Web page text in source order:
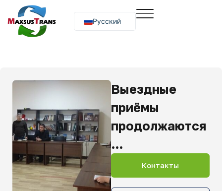
Русский
O‘zbekcha
Выездные
приёмы
продолжаются
…
Контакты